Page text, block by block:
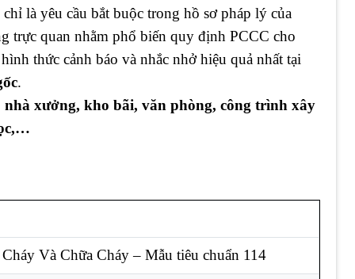
là yêu cầu bắt buộc trong hồ sơ pháp lý của
trực quan nhằm phổ biến quy định PCCC cho
thức cảnh báo và nhắc nhở hiệu quả nhất tại
.
nhà xưởng, kho bãi, văn phòng, công trình xây
Và Chữa Cháy – Mẫu tiêu chuẩn 114